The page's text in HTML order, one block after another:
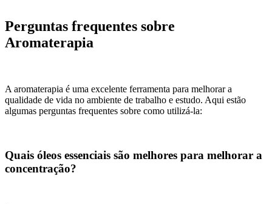
Perguntas frequentes sobre
Aromaterapia
A aromaterapia é uma excelente ferramenta para melhorar a
qualidade de vida no ambiente de trabalho e estudo. Aqui estão
algumas perguntas frequentes sobre como utilizá-la:
Quais óleos essenciais são melhores para melhorar a
concentração?